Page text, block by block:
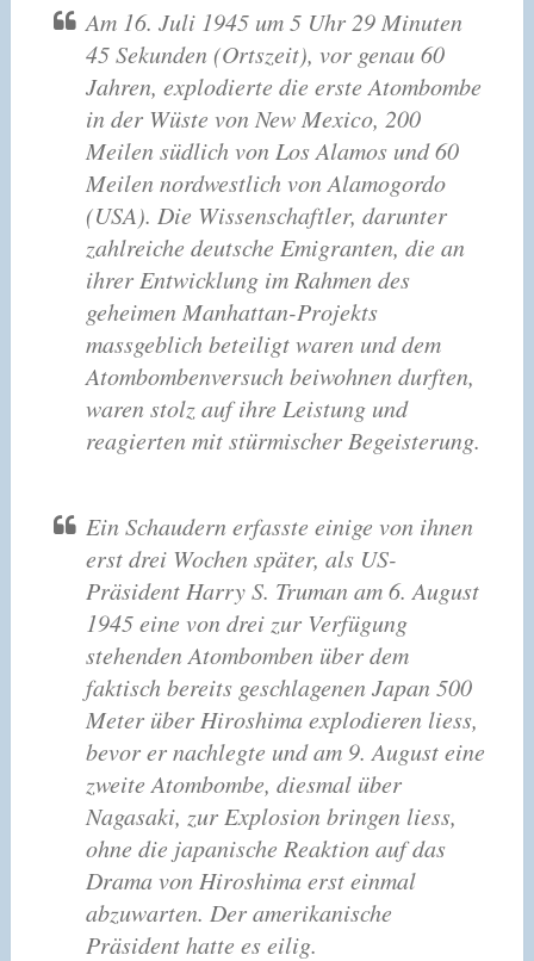
Am 16. Juli 1945 um 5 Uhr 29 Minuten
45 Sekunden (Ortszeit), vor genau 60
Jahren, explodierte die erste Atombombe
in der Wüste von New Mexico, 200
Meilen südlich von Los Alamos und 60
Meilen nordwestlich von Alamogordo
(USA). Die Wissenschaftler, darunter
zahlreiche deutsche Emigranten, die an
ihrer Entwicklung im Rahmen des
geheimen Manhattan-Projekts
massgeblich beteiligt waren und dem
Atombombenversuch beiwohnen durften,
waren stolz auf ihre Leistung und
reagierten mit stürmischer Begeisterung.
Ein Schaudern erfasste einige von ihnen
erst drei Wochen später, als US-
Präsident Harry S. Truman am 6. August
1945 eine von drei zur Verfügung
stehenden Atombomben über dem
faktisch bereits geschlagenen Japan 500
Meter über Hiroshima explodieren liess,
bevor er nachlegte und am 9. August eine
zweite Atombombe, diesmal über
Nagasaki, zur Explosion bringen liess,
ohne die japanische Reaktion auf das
Drama von Hiroshima erst einmal
abzuwarten. Der amerikanische
Präsident hatte es eilig.